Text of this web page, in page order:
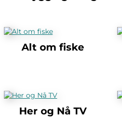
Alt om fiske
Her og Nå TV